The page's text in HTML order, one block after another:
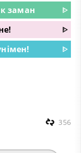
заман
ᐈ
ᐈ
ᐈ
356